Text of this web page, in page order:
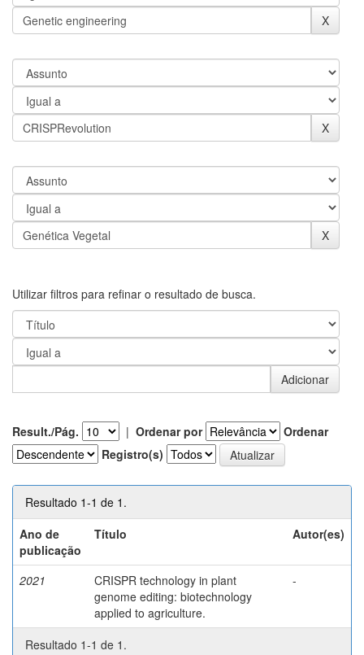
Utilizar filtros para refinar o resultado de busca.
Result./Pág. | Ordenar por
Ordenar
Registro(s)
Resultado 1-1 de 1.
Ano de
publicação
Título Autor(es)
2021
CRISPR technology in plant
genome editing: biotechnology
applied to agriculture.
-
Resultado 1-1 de 1.